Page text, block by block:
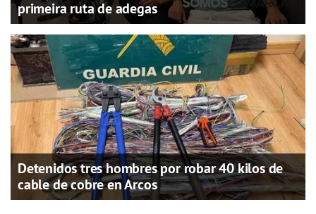
primeira ruta de adegas
Detenidos tres hombres por robar 40 kilos de
cable de cobre en Arcos